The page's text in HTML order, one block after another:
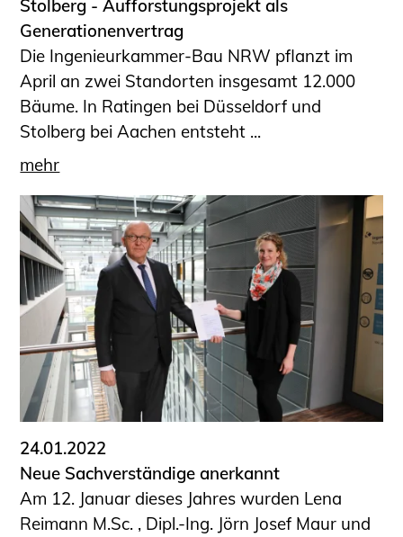
Stolberg - Aufforstungsprojekt als
Generationenvertrag
Die Ingenieurkammer-Bau NRW pflanzt im
April an zwei Standorten insgesamt 12.000
Bäume. In Ratingen bei Düsseldorf und
Stolberg bei Aachen entsteht ...
mehr
24.01.2022
Neue Sachverständige anerkannt
Am 12. Januar dieses Jahres wurden Lena
Reimann M.Sc. , Dipl.-Ing. Jörn Josef Maur und